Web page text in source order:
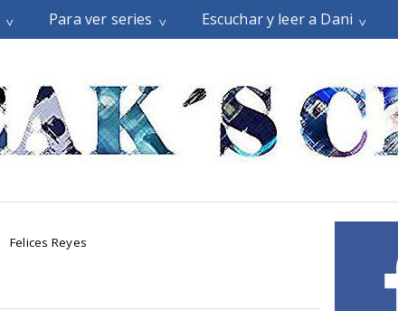
Para ver series Escuchar y leer a Dani
Felices Reyes